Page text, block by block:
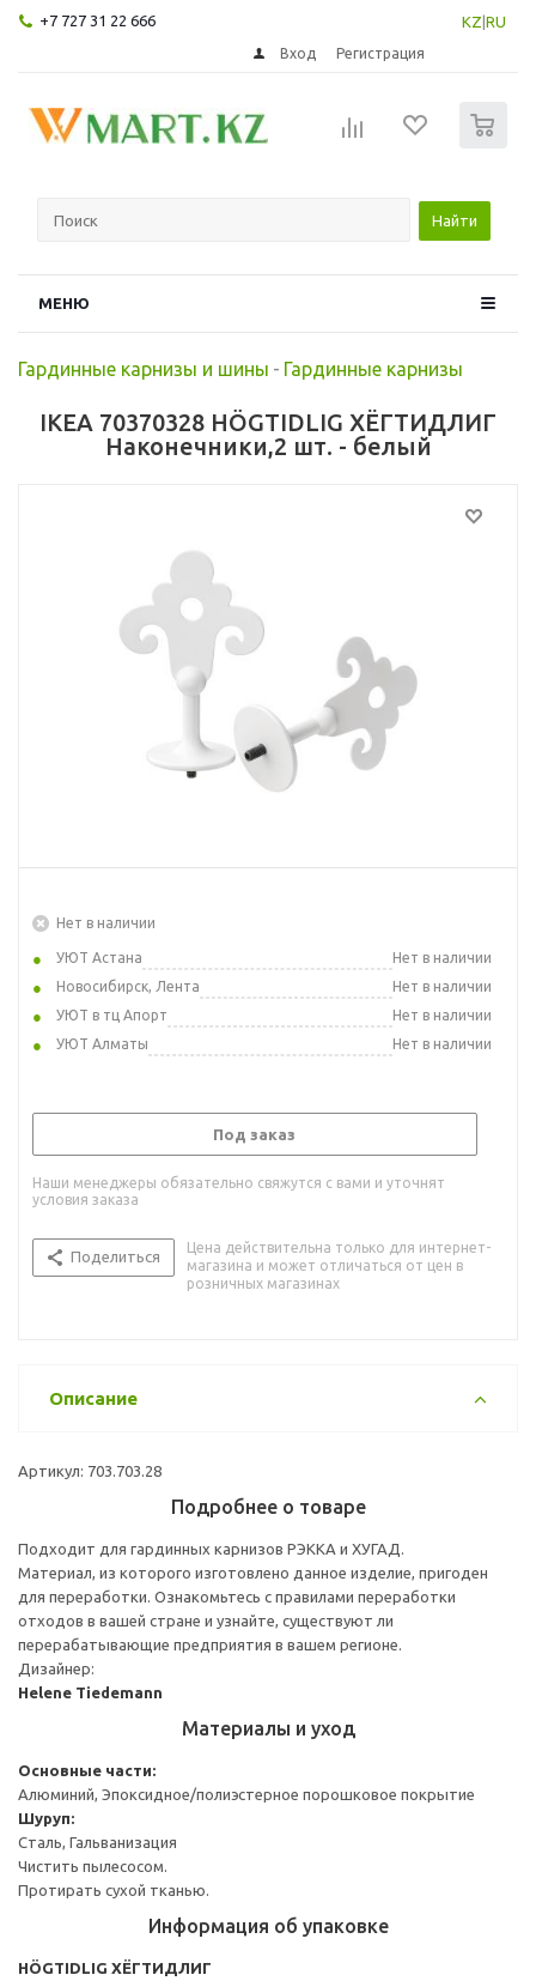
+7 727 31 22 666 KZ RU
Вход Регистрация
Найти
МЕНЮ
Гардинные карнизы и шины - Гардинные карнизы
IKEA 70370328 HÖGTIDLIG ХЁГТИДЛИГ
Наконечники,2 шт. - белый
Нет в наличии
УЮТ Астана
Нет в наличии
Новосибирск, Лента
Нет в наличии
УЮТ в тц Апорт
Нет в наличии
УЮТ Алматы
Нет в наличии
Под заказ
Наши менеджеры обязательно свяжутся с вами и уточнят
условия заказа
Поделиться
Цена действительна только для интернет-
магазина и может отличаться от цен в
розничных магазинах
Описание
Артикул: 703.703.28
Подробнее о товаре
Подходит для гардинных карнизов РЭККА и ХУГАД.
Материал, из которого изготовлено данное изделие, пригоден
для переработки. Ознакомьтесь с правилами переработки
отходов в вашей стране и узнайте, существуют ли
перерабатывающие предприятия в вашем регионе.
Дизайнер:
Helene Tiedemann
Материалы и уход
Основные части:
Алюминий, Эпоксидное/полиэстерное порошковое покрытие
Шуруп:
Сталь, Гальванизация
Чистить пылесосом.
Протирать сухой тканью.
Информация об упаковке
HÖGTIDLIG ХЁГТИДЛИГ